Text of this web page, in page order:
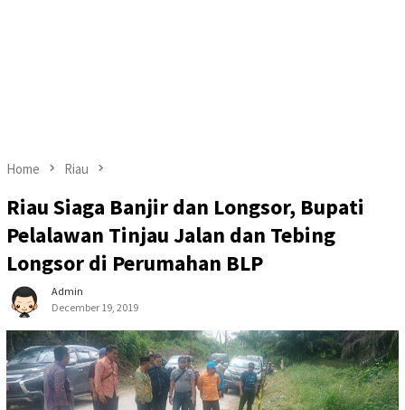
Home Riau
Riau Siaga Banjir dan Longsor, Bupati
Pelalawan Tinjau Jalan dan Tebing
Longsor di Perumahan BLP
Admin
December 19, 2019